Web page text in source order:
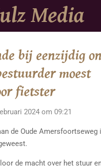
Media
bij eenzijdig
moest
fietster
2024 om 09:21
de Oude
de macht over het stuur